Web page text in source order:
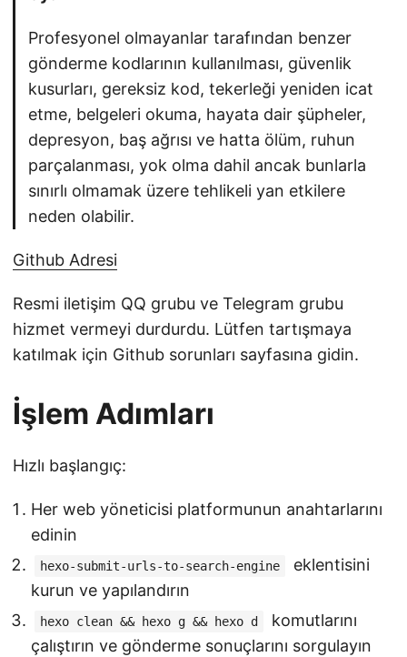
Profesyonel olmayanlar tarafından benzer
gönderme kodlarının kullanılması, güvenlik
kusurları, gereksiz kod, tekerleği yeniden icat
etme, belgeleri okuma, hayata dair şüpheler,
depresyon, baş ağrısı ve hatta ölüm, ruhun
parçalanması, yok olma dahil ancak bunlarla
sınırlı olmamak üzere tehlikeli yan etkilere
neden olabilir.
Github Adresi
Resmi iletişim QQ grubu ve Telegram grubu
hizmet vermeyi durdurdu. Lütfen tartışmaya
katılmak için Github sorunları sayfasına gidin.
İşlem Adımları
Hızlı başlangıç:
Her web yöneticisi platformunun anahtarlarını
edinin
hexo-submit-urls-to-search-engine
eklentisini
kurun ve yapılandırın
hexo clean && hexo g && hexo d
komutlarını
çalıştırın ve gönderme sonuçlarını sorgulayın